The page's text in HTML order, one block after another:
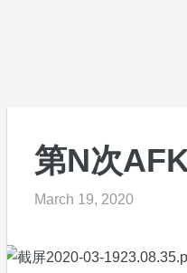
第N次
March 19, 2020